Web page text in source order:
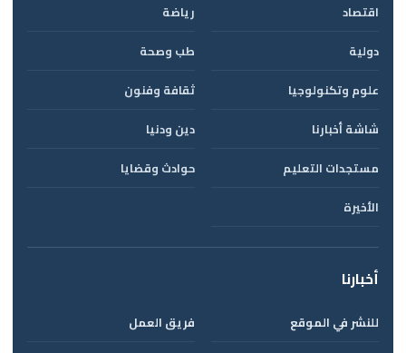
اقتصاد
رياضة
دولية
طب وصحة
علوم وتكنولوجيا
ثقافة وفنون
شاشة أخبارنا
دين ودنيا
مستجدات التعليم
حوادث وقضايا
الأخيرة
أخبارنا
للنشر في الموقع
فريق العمل